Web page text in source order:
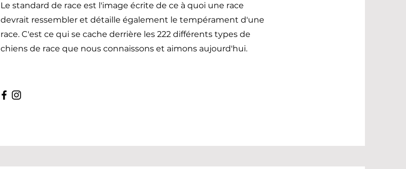
Le standard de race est l'image écrite de ce à quoi une race
devrait ressembler et détaille également le tempérament d'une
race. C'est ce qui se cache derrière les 222 différents types de
chiens de race que nous connaissons et aimons aujourd'hui.